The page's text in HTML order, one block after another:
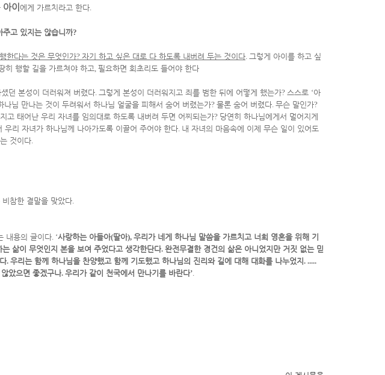
아이 에게 가르치라고 한다.
고 있지는 않습니까?
한다는 것은 무엇인가? 자기 하고 싶은 대로 다 하도록 내버려 두는 것이다. 그렇게 아이를 하고 싶
히 행할 길을 가르쳐야 하고, 필요하면 회초리도 들어야 한다
던 본성이 더러워져 버렸다. 그렇게 본성이 더러워지고 죄를 범한 뒤에 어떻게 했는가? 스스로 ‘아
나님 만나는 것이 두려워서 하나님 얼굴을 피해서 숨어 버렸는가? 물론 숨어 버렸다. 무슨 말인가?
고 태어난 우리 자녀를 임의대로 하도록 내버려 두면 어찌되는가? 당연히 하나님에게서 멀어지게
우리 자녀가 하나님께 나아가도록 이끌어 주어야 한다. 내 자녀의 마음속에 이제 무슨 일이 있어도
것이다.
참한 결말을 맞았다.
내용의 글이다. ‘사랑하는 아들아(딸아), 우리가 네게 하나님 말씀을 가르치고 너희 영혼을 위해 기
삶이 무엇인지 본을 보여 주었다고 생각한단다. 완전무결한 경건의 삶은 아니었지만 거짓 없는 믿
. 우리는 함께 하나님을 찬양했고 함께 기도했고 하나님의 진리와 길에 대해 대화를 나누었지 . .....
았으면 좋겠구나. 우리가 같이 천국에서 만나기를 바란다’.